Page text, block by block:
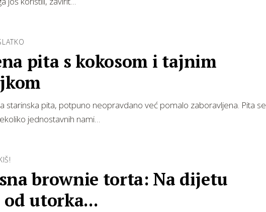
pita s kokosom i tajnim
starinska pita, potpuno neopravdano već pomalo zaboravljena. Pita se
jednostavnih nami…
brownie torta: Na dijetu
od utorka...